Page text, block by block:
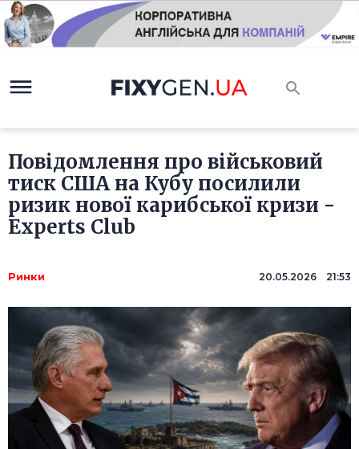
Повідомлення про військовий
тиск США на Кубу посилили
ризик нової карибської кризи -
Experts Club
Ринки 20.05.2026 21:53